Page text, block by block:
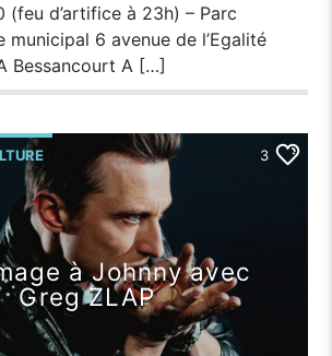
(feu d’artifice à 23h) – Parc
municipal 6 avenue de l’Egalité
Bessancourt A […]
3
à Johnny avec
Greg ZLAP